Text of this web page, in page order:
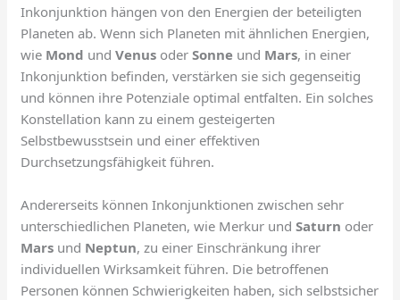
Inkonjunktion hängen von den Energien der beteiligten
Planeten ab. Wenn sich Planeten mit ähnlichen Energien,
wie Mond undVenus oderSonne und Mars, in einer
Inkonjunktion befinden, verstärken sie sich gegenseitig
und können ihre Potenziale optimal entfalten. Ein solches
Konstellation kann zu einem gesteigerten
Selbstbewusstsein und einer effektiven
Durchsetzungsfähigkeit führen.
Andererseits können Inkonjunktionen zwischen sehr
unterschiedlichen Planeten, wie Merkur undSaturn oder
Mars und Neptun, zu einer Einschränkung ihrer
individuellen Wirksamkeit führen. Die betroffenen
Personen können Schwierigkeiten haben, sich selbstsicher